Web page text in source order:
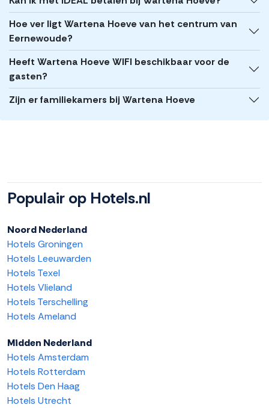
Hoe ver ligt Wartena Hoeve van het centrum van
Eernewoude?
Heeft Wartena Hoeve WIFI beschikbaar voor de
gasten?
Zijn er familiekamers bij Wartena Hoeve
Populair op Hotels.nl
Noord Nederland
Hotels Groningen
Hotels Leeuwarden
Hotels Texel
Hotels Vlieland
Hotels Terschelling
Hotels Ameland
Midden Nederland
Hotels Amsterdam
Hotels Rotterdam
Hotels Den Haag
Hotels Utrecht